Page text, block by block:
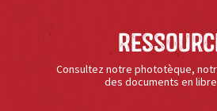
Consultez notre phototèque,
des documents en